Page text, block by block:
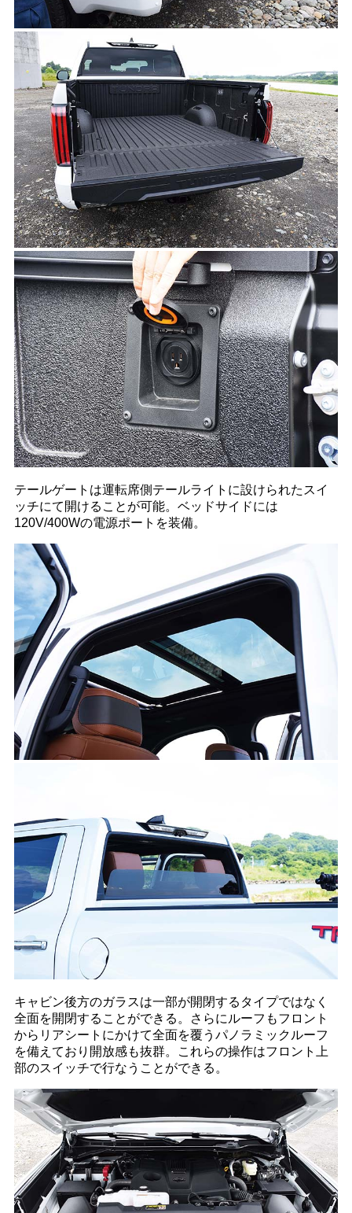
テールゲートは運転席側テールライトに設けられたスイ
ッチにて開けることが可能。ベッドサイドには
120V/400Wの電源ポートを装備。
キャビン後方のガラスは一部が開閉するタイプではなく
全面を開閉することができる。さらにルーフもフロント
からリアシートにかけて全面を覆うパノラミックルーフ
を備えており開放感も抜群。これらの操作はフロント上
部のスイッチで行なうことができる。